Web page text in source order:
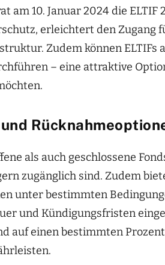
am 10. Januar 2024 die
erleichtert den
Zudem können
– eine attraktive
als auch geschlossene
zugänglich sind. Zudem
unter bestimmten
und Kündigungsfristen
auf einen bestimmten